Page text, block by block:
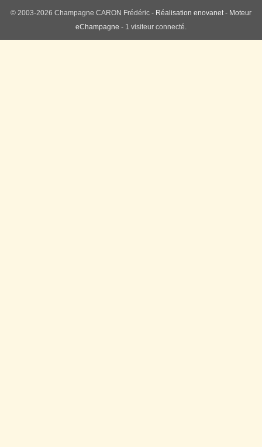
© 2003-2026 Champagne CARON Frédéric - Réalisation enovanet - Moteur
eChampagne - 1 visiteur connecté.